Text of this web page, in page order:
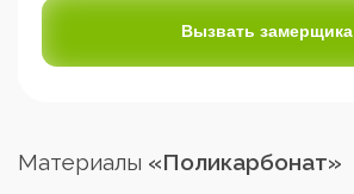
Вызвать замерщика
Материалы «Поликарбонат»